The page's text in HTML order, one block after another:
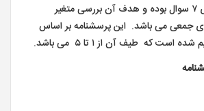
این پرسشنامه دارای ۷ سوال بوده و هدف آن بررسی متغیر
جمعی می باشد. این پرسشنامه بر اساس
است که طیف آن از ۱ تا ۵ می باشد.